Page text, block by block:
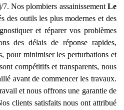
Nos plombiers assainissement Le
des outils les plus modernes et des
et réparer vos problèmes
des délais de réponse rapides,
pour minimiser les perturbations et
compétitifs et transparents, nous
avant de commencer les travaux.
et nous offrons une garantie de
clients satisfaits nous ont attribué